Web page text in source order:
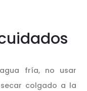
agua fría, no usar
colgado a la